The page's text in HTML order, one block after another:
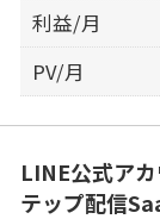
利益/月
PV/月
LINE公式ア
テップ配信